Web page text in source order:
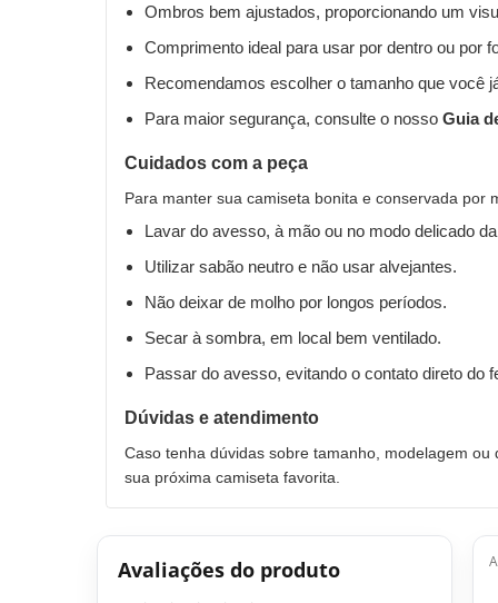
Ombros bem ajustados, proporcionando um
Comprimento ideal para usar por dentro ou por
Recomendamos escolher o tamanho que você
Para maior segurança, consulte o nosso Guia
Cuidados com a peça
Para manter sua camiseta bonita e conservada por
Lavar do avesso, à mão ou no modo delicado
Utilizar sabão neutro e não usar alvejantes.
Não deixar de molho por longos períodos.
Secar à sombra, em local bem ventilado.
Passar do avesso, evitando o contato direto do
Dúvidas e atendimento
Caso tenha dúvidas sobre tamanho, modelagem
sua próxima camiseta favorita.
Avaliações do produto